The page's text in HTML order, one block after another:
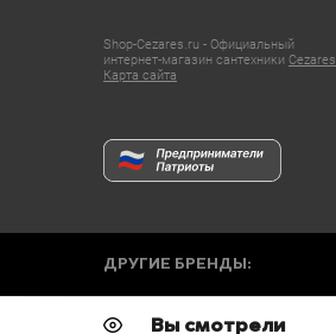
Shop-Cezares.ru - Официальный
интернет-магазин сантехники Cezares
Карта сайта
ДРУГИЕ БРЕНДЫ:
Вы смотрели